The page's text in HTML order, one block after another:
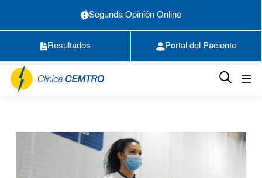
Segunda Opinión Online
Resultados Portal del Paciente